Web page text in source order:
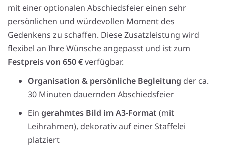
mit einer optionalen Abschiedsfeier einen sehr
persönlichen und würdevollen Moment des
Gedenkens zu schaffen. Diese Zusatzleistung wird
flexibel an Ihre Wünsche angepasst und ist zum
Festpreis von 650 €verfügbar.
Organisation & persönliche Begleitung der ca.
30 Minuten dauernden Abschiedsfeier
Ein gerahmtes Bild im A3-Format (mit
Leihrahmen), dekorativ auf einer Staffelei
platziert